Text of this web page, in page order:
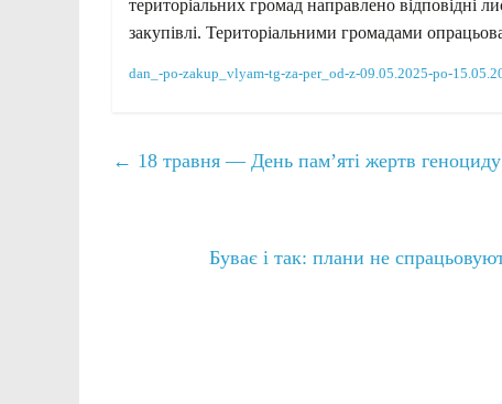
територіальних громад направлено відповідні
закупівлі. Територіальними громадами
dan_-po-zakup_vlyam-tg-za-per_od-z-09.05.2025-po-
← 18 травня — День пам’яті жертв
Буває і так: плани не